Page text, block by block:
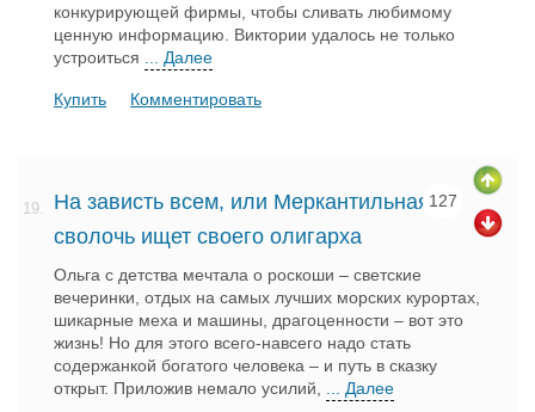
конкурирующей фирмы, чтобы сливать любимому
ценную информацию. Виктории удалось не только
устроиться
... Далее
Купить Комментировать
19.
На зависть всем, или Меркантильная
сволочь ищет своего олигарха
127
Ольга с детства мечтала о роскоши – светские
вечеринки, отдых на самых лучших морских курортах,
шикарные меха и машины, драгоценности – вот это
жизнь! Но для этого всего-навсего надо стать
содержанкой богатого человека – и путь в сказку
открыт. Приложив немало усилий,
... Далее